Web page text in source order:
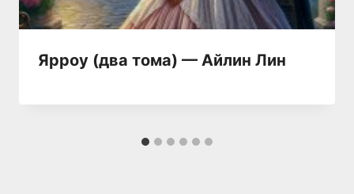
Ярроу (два тома) — Айлин Лин